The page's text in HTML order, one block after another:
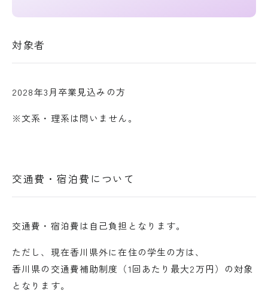
対象者
2028年3月卒業見込みの方
※文系・理系は問いません。
交通費・宿泊費について
交通費・宿泊費は自己負担となります。
ただし、現在香川県外に在住の学生の方は、
香川県の交通費補助制度（1回あたり最大2万円）の対象
となります。